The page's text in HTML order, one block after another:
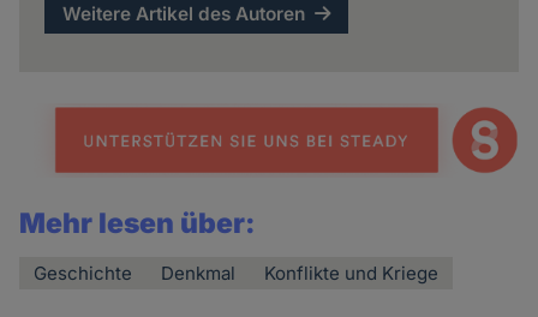
Weitere Artikel des Autoren
Mehr lesen über:
Geschichte Denkmal Konflikte und Kriege